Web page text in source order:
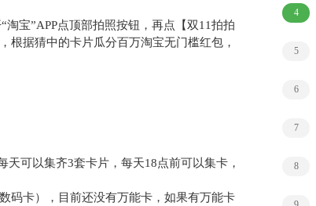
宝”APP点顶部拍照按钮，再点【双11拍拍
根据猜中的卡片瓜分百万淘宝无门槛红包，
可以集齐3套卡片，每天18点前可以集卡，
码卡），目前还没有万能卡，如果有万能卡
4
5
6
7
8